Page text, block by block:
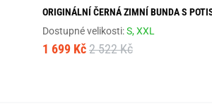
ORIGINÁLNÍ ČERNÁ ZIMNÍ BUNDA S
Dostupné velikosti:S,XXL
1 699 Kč 2 522 Kč